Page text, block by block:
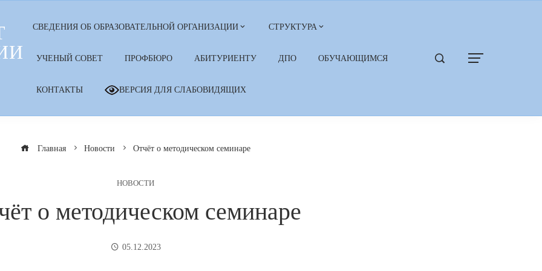
СВЕДЕНИЯ ОБ ОБРАЗОВАТЕЛЬНОЙ ОРГАНИЗАЦИИ СТРУКТУРА
УЧЕНЫЙ СОВЕТ ПРОФБЮРО АБИТУРИЕНТУ ДПО ОБУЧАЮЩИМСЯ
КОНТАКТЫ ВЕРСИЯ ДЛЯ СЛАБОВИДЯЩИХ
Главная Новости Отчёт о методическом семинаре
НОВОСТИ
о методическом семинаре
05.12.2023